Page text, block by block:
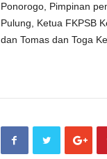
Ponorogo, Pimpinan
Pulung, Ketua FKPSB
dan Tomas dan Toga